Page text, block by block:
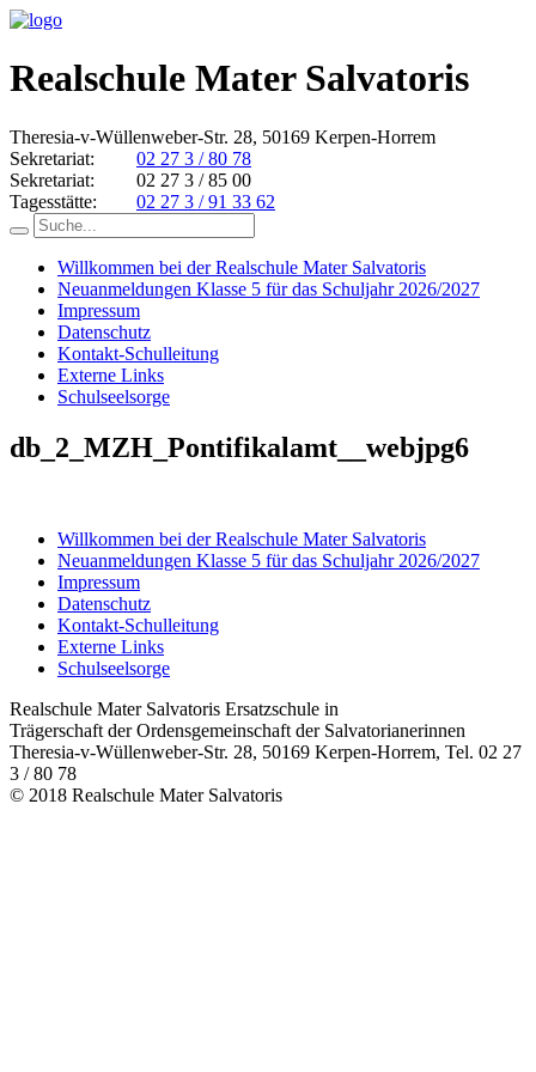
Realschule Mater Salvatoris
Theresia-v-Wüllenweber-Str. 28, 50169 Kerpen-Horrem
Sekretariat:
02 27 3 / 80 78
Sekretariat:
02 27 3 / 85 00
Tagesstätte:
02 27 3 / 91 33 62
Willkommen bei der Realschule Mater Salvatoris
Neuanmeldungen Klasse 5 für das Schuljahr 2026/2027
Impressum
Datenschutz
Kontakt-Schulleitung
Externe Links
Schulseelsorge
db_2_MZH_Pontifikalamt__webjpg6
Willkommen bei der Realschule Mater Salvatoris
Neuanmeldungen Klasse 5 für das Schuljahr 2026/2027
Impressum
Datenschutz
Kontakt-Schulleitung
Externe Links
Schulseelsorge
Realschule Mater Salvatoris Ersatzschule in
Trägerschaft der Ordensgemeinschaft der Salvatorianerinnen
Theresia-v-Wüllenweber-Str. 28, 50169 Kerpen-Horrem, Tel. 02 27
3 / 80 78
© 2018 Realschule Mater Salvatoris